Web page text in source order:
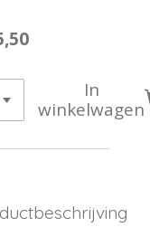
In
winkelwagen